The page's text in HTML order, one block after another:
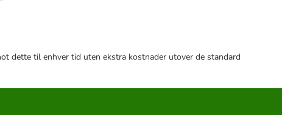
dette til enhver tid uten ekstra kostnader utover de standard